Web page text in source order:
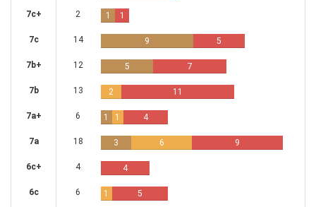
7c+ 2 1 1
7c 14 9 5
7b+ 12 5 7
7b 13 2 11
7a+ 6 1 1 4
7a 18 3 6 9
6c+ 4 4
6c 6 1 5